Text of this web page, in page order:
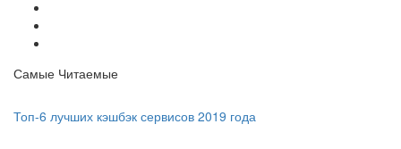
Самые Читаемые
Топ-6 лучших кэшбэк сервисов 2019 года